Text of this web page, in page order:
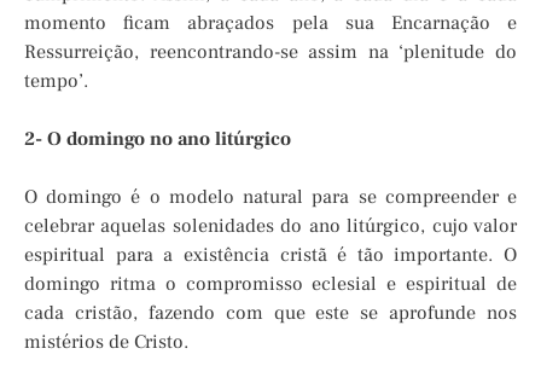
momento ficam abraçados pela sua Encarnação e
Ressurreição, reencontrando-se assim na ‘plenitude do
tempo’.
2- O domingo no ano litúrgico
O domingo é o modelo natural para se compreender e
celebrar aquelas solenidades do ano litúrgico, cujo valor
espiritual para a existência cristã é tão importante. O
domingo ritma o compromisso eclesial e espiritual de
cada cristão, fazendo com que este se aprofunde nos
mistérios de Cristo.